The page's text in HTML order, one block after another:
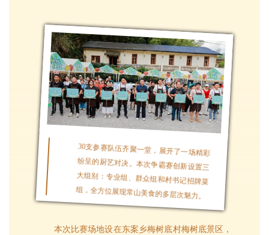
30支参赛队伍齐聚一堂，展开了一场精彩
纷呈的厨艺对决。本次争霸赛创新设置三
大组别：专业组、群众组和村书记招牌菜
组，全方位展现常山美食的多层次魅力。
本次比赛场地设在东案乡梅树底村梅树底景区，